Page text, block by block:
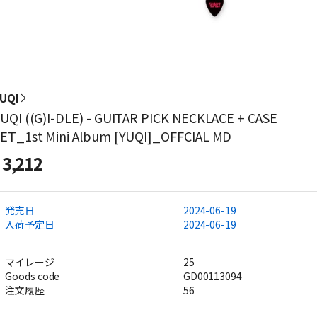
((G)I-DLE) - GUITAR PICK NECKLACE + CASE
Mini Album [YUQI]_OFFCIAL MD
3,212
発売日
2024-06-19
入荷予定日
2024-06-19
マイレージ
25
Goods code
GD00113094
注文履歴
56